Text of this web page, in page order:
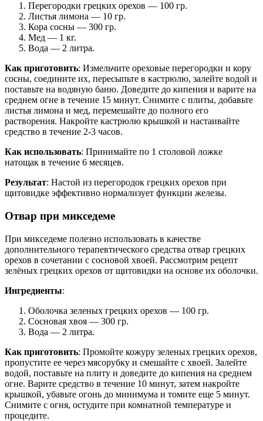
Перегородки грецких орехов — 100 гр.
Листья лимона — 10 гр.
Кора сосны — 300 гр.
Мед — 1 кг.
Вода — 2 литра.
Как приготовить: Измельчите ореховые перегородки и кору
сосны, соедините их, пересыпьте в кастрюлю, залейте водой и
поставьте на водяную баню. Доведите до кипения и варите на
среднем огне в течение 15 минут. Снимите с плиты, добавьте
листья лимона и мед, перемешайте до полного его
растворения. Накройте кастрюлю крышкой и настаивайте
средство в течение 2-3 часов.
Как использовать: Принимайте по 1 столовой ложке
натощак в течение 6 месяцев.
Результат: Настой из перегородок грецких орехов при
щитовидке эффективно нормализует функции железы.
Отвар при микседеме
При микседеме полезно использовать в качестве
дополнительного терапевтического средства отвар грецких
орехов в сочетании с сосновой хвоей. Рассмотрим рецепт
зелёных грецких орехов от щитовидки на основе их оболочки.
Ингредиенты:
Оболочка зеленых грецких орехов — 100 гр.
Сосновая хвоя — 300 гр.
Вода — 2 литра.
Как приготовить: Промойте кожуру зеленых грецких орехов,
пропустите ее через мясорубку и смешайте с хвоей. Залейте
водой, поставьте на плиту и доведите до кипения на среднем
огне. Варите средство в течение 10 минут, затем накройте
крышкой, убавьте огонь до минимума и томите еще 5 минут.
Снимите с огня, остудите при комнатной температуре и
процедите.